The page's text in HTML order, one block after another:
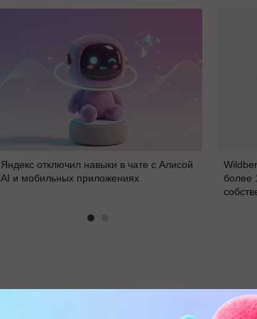
Яндекс отключил навыки в чате с Алисой
AI и мобильных приложениях
более